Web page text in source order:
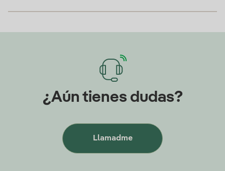
¿Aún tienes dudas?
Llamadme